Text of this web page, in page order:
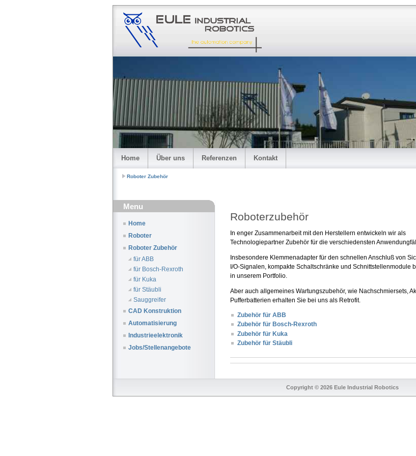
Home Über uns Referenzen Kontakt
Roboter Zubehör
Menu
Home
Roboter
Roboter Zubehör
für ABB
für Bosch-Rexroth
für Kuka
für Stäubli
Sauggreifer
CAD Konstruktion
Automatisierung
Industrieelektronik
Jobs/Stellenangebote
Roboterzubehör
In enger Zusammenarbeit mit den Herstellern entwickeln wir als
Technologiepartner Zubehör für die verschiedensten
Insbesondere Klemmenadapter für den schnellen Anschluß von
I/O-Signalen, kompakte Schaltschränke und Schnittstellenmodule
in unserem Portfolio.
Aber auch allgemeines Wartungszubehör, wie Nachschmiersets,
Pufferbatterien erhalten Sie bei uns als Retrofit.
Zubehör für ABB
Zubehör für Bosch-Rexroth
Zubehör für Kuka
Zubehör für Stäubli
Copyright © 2026 Eule Industrial Robotics